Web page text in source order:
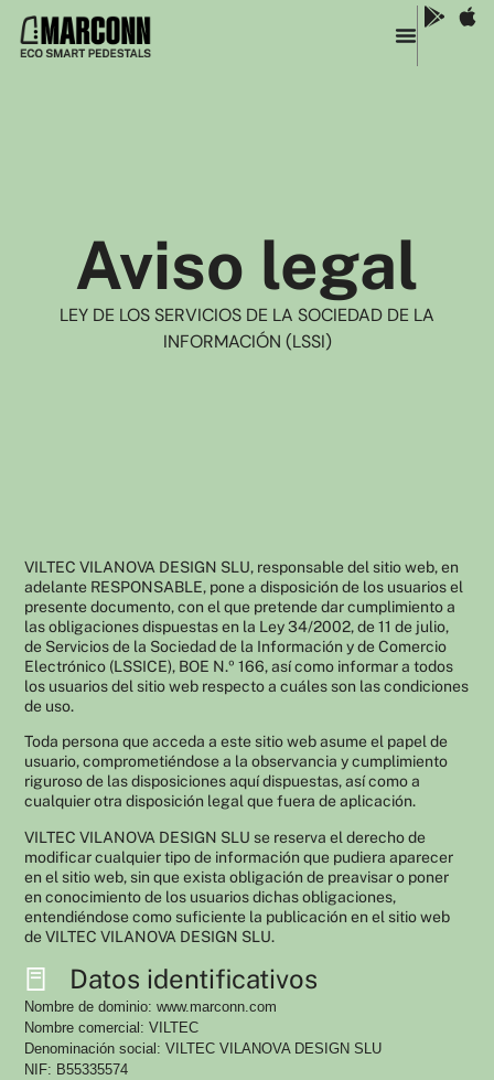
Aviso legal
LEY DE LOS SERVICIOS DE LA SOCIEDAD DE LA
INFORMACIÓN (LSSI)
VILTEC VILANOVA DESIGN SLU, responsable del sitio web, en
adelante RESPONSABLE, pone a disposición de los usuarios el
presente documento, con el que pretende dar cumplimiento a
las obligaciones dispuestas en la Ley 34/2002, de 11 de julio,
de Servicios de la Sociedad de la Información y de Comercio
Electrónico (LSSICE), BOE N.º 166, así como informar a todos
los usuarios del sitio web respecto a cuáles son las condiciones
de uso.
Toda persona que acceda a este sitio web asume el papel de
usuario, comprometiéndose a la observancia y cumplimiento
riguroso de las disposiciones aquí dispuestas, así como a
cualquier otra disposición legal que fuera de aplicación.
VILTEC VILANOVA DESIGN SLU se reserva el derecho de
modificar cualquier tipo de información que pudiera aparecer
en el sitio web, sin que exista obligación de preavisar o poner
en conocimiento de los usuarios dichas obligaciones,
entendiéndose como suficiente la publicación en el sitio web
de VILTEC VILANOVA DESIGN SLU.
Datos identificativos
Nombre de dominio: www.marconn.com
Nombre comercial: VILTEC
Denominación social: VILTEC VILANOVA DESIGN SLU
NIF: B55335574